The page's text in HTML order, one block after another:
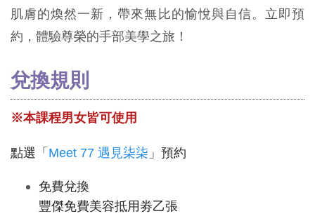
肌膚的煥然一新，帶來無比的愉悅與自信。立即預
約，體驗尊榮的手部美學之旅！
兌換規則
※本課程男女皆可使用
點選「 Meet 77 遇見柒柒 」預約
免費兌換
豐傑免費美容抵用劵乙張